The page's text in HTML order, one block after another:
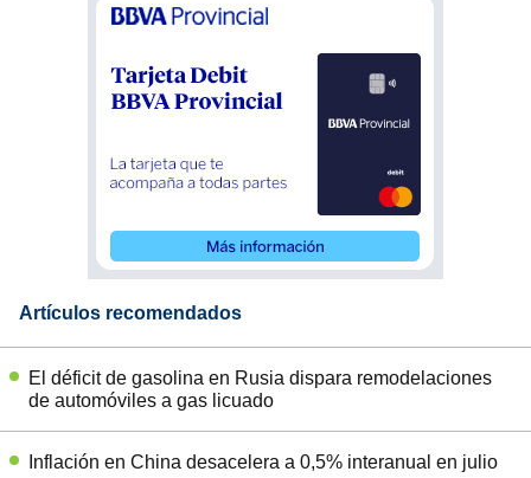
Artículos recomendados
El déficit de gasolina en Rusia dispara remodelaciones
de automóviles a gas licuado
Inflación en China desacelera a 0,5% interanual en julio